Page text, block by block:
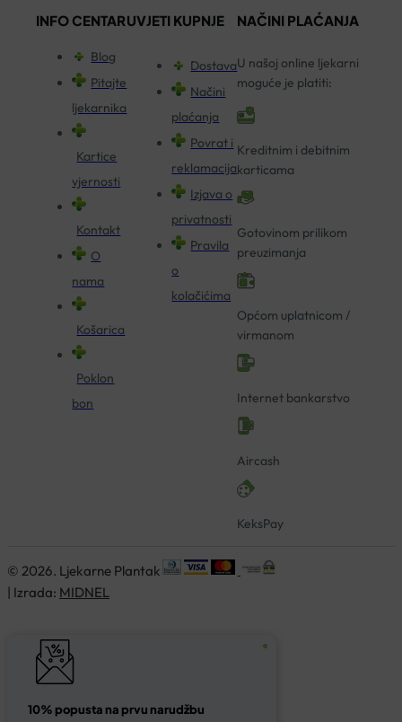
INFO CENTAR
Blog
Pitajte
ljekarnika
Kartice
vjernosti
Kontakt
O
nama
Košarica
Poklon
bon
UVJETI KUPNJE
Dostava
Načini
plaćanja
Povrat i
reklamacija
Izjava o
privatnosti
Pravila
o
kolačićima
NAČINI PLAĆANJA
U našoj online ljekarni
moguće je platiti:
Kreditnim i debitnim
karticama
Gotovinom prilikom
preuzimanja
Općom uplatnicom /
virmanom
Internet bankarstvo
Aircash
KeksPay
© 2026. Ljekarne Plantak
| Izrada: MIDNEL
10% popusta na prvu narudžbu